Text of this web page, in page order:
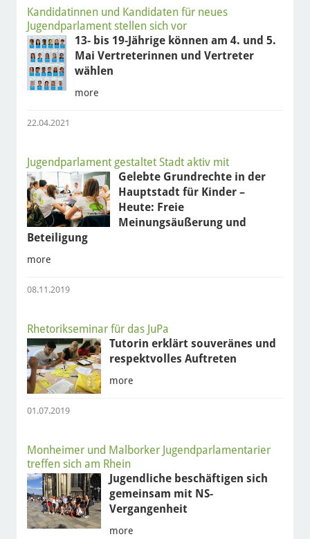
Kandidatinnen und Kandidaten für neues
Jugendparlament stellen sich vor
13- bis 19-Jährige können am 4. und 5.
Mai Vertreterinnen und Vertreter
wählen
more
22.04.2021
Jugendparlament gestaltet Stadt aktiv mit
Gelebte Grundrechte in der
Hauptstadt für Kinder –
Heute: Freie
Meinungsäußerung und
Beteiligung
more
08.11.2019
Rhetorikseminar für das JuPa
Tutorin erklärt souveränes und
respektvolles Auftreten
more
01.07.2019
Monheimer und Malborker Jugendparlamentarier
treffen sich am Rhein
Jugendliche beschäftigen sich
gemeinsam mit NS-
Vergangenheit
more